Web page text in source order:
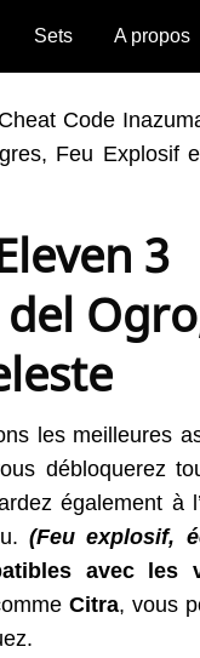
Sets A propos
Cheat Code
Feu Explosif
3
del
les meilleures
débloquerez
également à
(Feu explosif,
avec les
Citra, vous